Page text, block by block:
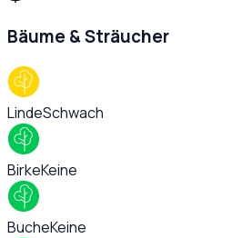
Bäume & Sträucher
LindeSchwach
BirkeKeine
BucheKeine